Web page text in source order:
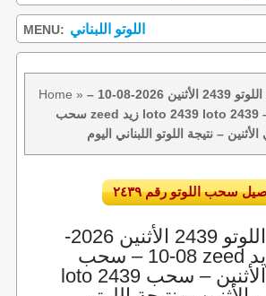
MENU: اللوتو اللبناني
Home »نتائج سحب اللوتو 2439 الأثنين 2026-08-10 –
سحب zeed زيد loto 2439 loto 2439 نتيجة اللوتو الأثنين –
– نتيجة اللوتو اللبناني اليوم
نتائج سحب اللوتو 2439 الأثنين 2026-
08-10 – سحب zeed زيد loto 2439
loto 2439 نتيجة اللوتو الأثنين – سحب